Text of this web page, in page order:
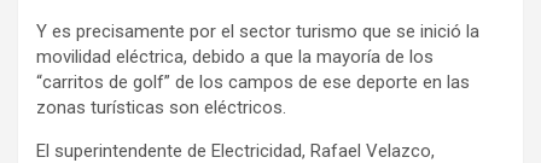
Y es precisamente por el sector turismo que se inició la
movilidad eléctrica, debido a que la mayoría de los
“carritos de golf” de los campos de ese deporte en las
zonas turísticas son eléctricos.
El superintendente de Electricidad, Rafael Velazco,